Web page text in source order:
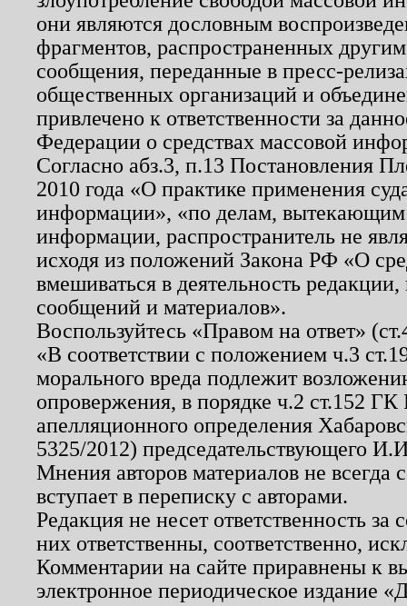
они являются дословным
фрагментов, распространенных
сообщения, переданные в пресс-
общественных организаций и
привлечено к ответственности за
Федерации о средствах массовой
Согласно абз.3, п.13 Постановления
2010 года «О практике применения
информации», «по делам, вытекающим
информации, распространитель не
исходя из положений Закона РФ «О
вмешиваться в деятельность
сообщений и материалов».
Воспользуйтесь «Правом на ответ»
«В соответствии с положением ч.3
морального вреда подлежит
опровержения, в порядке ч.2 ст.152
апелляционного определения
5325/2012) председательствующего
Мнения авторов материалов не
вступает в переписку с авторами.
Редакция не несет ответственность
них ответственны, соответственно,
Комментарии на сайте приравнены к
электронное периодическое издание